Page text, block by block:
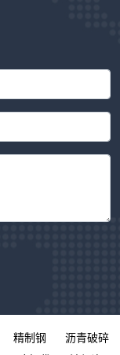
精制钢
沥青破碎